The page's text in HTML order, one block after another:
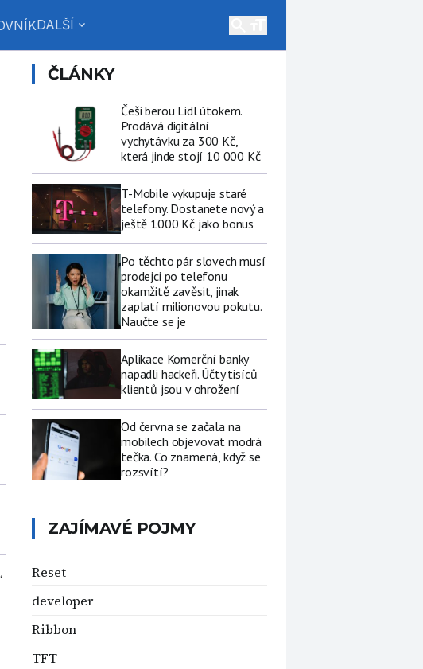
DALŠÍ expand_more
ČLÁNKY
Češi berou Lidl útokem.
Prodává digitální
vychytávku za 300 Kč,
která jinde stojí 10 000 Kč
T-Mobile vykupuje staré
telefony. Dostanete nový a
ještě 1000 Kč jako bonus
Po těchto pár slovech musí
prodejci po telefonu
okamžitě zavěsit, jinak
zaplatí milionovou pokutu.
Naučte se je
Aplikace Komerční banky
napadli hackeři. Účty tisíců
klientů jsou v ohrožení
Od června se začala na
mobilech objevovat modrá
tečka. Co znamená, když se
rozsvítí?
ZAJÍMAVÉ POJMY
Reset
developer
Ribbon
TFT